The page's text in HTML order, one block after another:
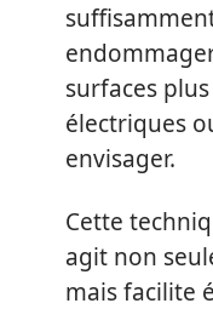
surfaces
électriques
envisager.
Cette
agit non
mais facilite